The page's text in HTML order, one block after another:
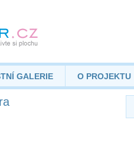
GALERIE O PROJEKTU